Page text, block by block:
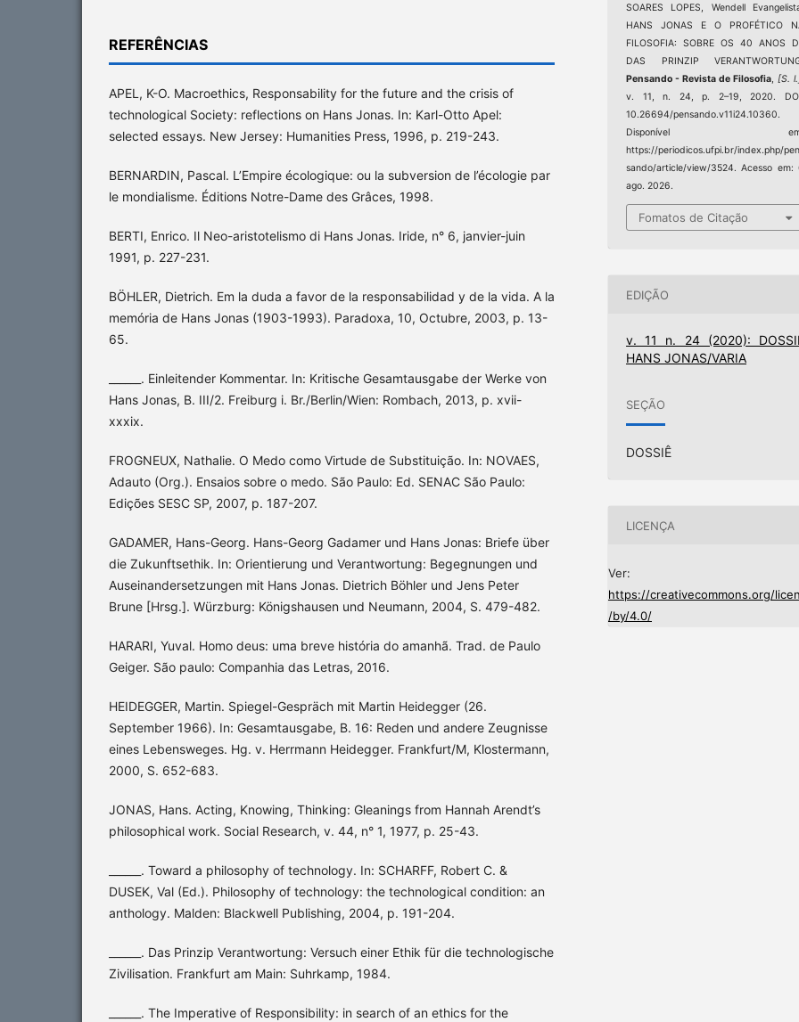
REFERÊNCIAS
APEL, K-O. Macroethics, Responsability for the future and the crisis of
technological Society: reflections on Hans Jonas. In: Karl-Otto Apel:
selected essays. New Jersey: Humanities Press, 1996, p. 219-243.
BERNARDIN, Pascal. L’Empire écologique: ou la subversion de l’écologie par
le mondialisme. Éditions Notre-Dame des Grâces, 1998.
BERTI, Enrico. Il Neo-aristotelismo di Hans Jonas. Iride, n° 6, janvier-juin
1991, p. 227-231.
BÖHLER, Dietrich. Em la duda a favor de la responsabilidad y de la vida. A la
memória de Hans Jonas (1903-1993). Paradoxa, 10, Octubre, 2003, p. 13-
65.
______. Einleitender Kommentar. In: Kritische Gesamtausgabe der Werke von
Hans Jonas, B. III/2. Freiburg i. Br./Berlin/Wien: Rombach, 2013, p. xvii-
xxxix.
FROGNEUX, Nathalie. O Medo como Virtude de Substituição. In: NOVAES,
Adauto (Org.). Ensaios sobre o medo. São Paulo: Ed. SENAC São Paulo:
Edições SESC SP, 2007, p. 187-207.
GADAMER, Hans-Georg. Hans-Georg Gadamer und Hans Jonas: Briefe über
die Zukunftsethik. In: Orientierung und Verantwortung: Begegnungen und
Auseinandersetzungen mit Hans Jonas. Dietrich Böhler und Jens Peter
Brune [Hrsg.]. Würzburg: Königshausen und Neumann, 2004, S. 479-482.
HARARI, Yuval. Homo deus: uma breve história do amanhã. Trad. de Paulo
Geiger. São paulo: Companhia das Letras, 2016.
HEIDEGGER, Martin. Spiegel-Gespräch mit Martin Heidegger (26.
September 1966). In: Gesamtausgabe, B. 16: Reden und andere Zeugnisse
eines Lebensweges. Hg. v. Herrmann Heidegger. Frankfurt/M, Klostermann,
2000, S. 652-683.
JONAS, Hans. Acting, Knowing, Thinking: Gleanings from Hannah Arendt’s
philosophical work. Social Research, v. 44, n° 1, 1977, p. 25-43.
______. Toward a philosophy of technology. In: SCHARFF, Robert C. &
DUSEK, Val (Ed.). Philosophy of technology: the technological condition: an
anthology. Malden: Blackwell Publishing, 2004, p. 191-204.
______. Das Prinzip Verantwortung: Versuch einer Ethik für die technologische
Zivilisation. Frankfurt am Main: Suhrkamp, 1984.
______. The Imperative of Responsibility: in search of an ethics for the
SOARES LOPES, Wendell
HANS JONAS E O PROFÉTICO
FILOSOFIA: SOBRE OS 40 ANOS
DAS PRINZIP
Pensando - Revista de Filosofia
[S.
v. 11, n. 24, p. 2–19, 2020.
10.26694/pensando.v11i24.10360.
Disponível
https://periodicos.ufpi.br/index.php/
sando/article/view/3524. Acesso em:
ago. 2026.
Fomatos de Citação
EDIÇÃO
v. 11 n. 24 (2020):
HANS JONAS/VARIA
SEÇÃO
DOSSIÊ
LICENÇA
Ver:
https://creativecommons.org/
/by/4.0/